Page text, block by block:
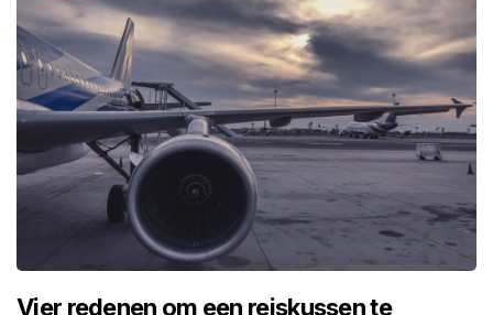
Vier redenen om een reiskussen te